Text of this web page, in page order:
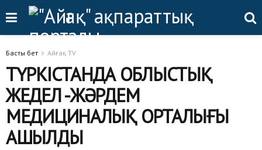
Басты бет Айғақ TV
ТҮРКІСТАНДА ОБЛЫСТЫҚ
ЖЕДЕЛ -ЖӘРДЕМ
МЕДИЦИНАЛЫҚ ОРТАЛЫҒЫ
АШЫЛДЫ